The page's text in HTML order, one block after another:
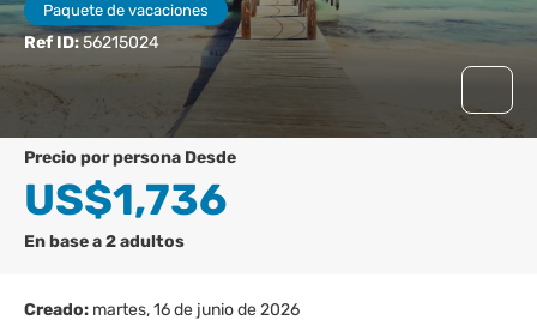
Paquete de vacaciones
Ref ID:56215024
precio por persona Desde
US$1,736
En base a 2 adultos
Creado: martes, 16 de junio de 2026